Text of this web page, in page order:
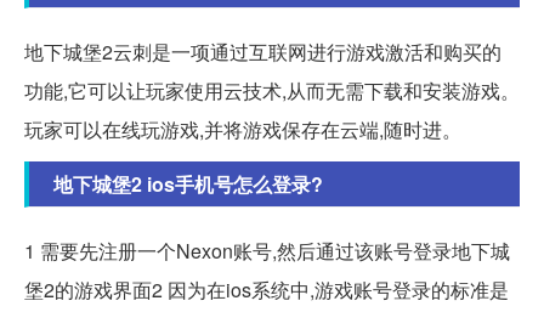
地下城堡2云刺是一项通过互联网进行游戏激活和购买的
功能,它可以让玩家使用云技术,从而无需下载和安装游戏。
玩家可以在线玩游戏,并将游戏保存在云端,随时进。
地下城堡2 ios手机号怎么登录?
1 需要先注册一个Nexon账号,然后通过该账号登录地下城
堡2的游戏界面2 因为在ios系统中,游戏账号登录的标准是